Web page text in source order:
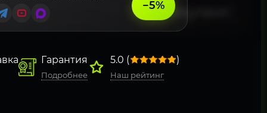
−5%
Гарантия
Подробнее
5.0 ( )
Наш рейтинг